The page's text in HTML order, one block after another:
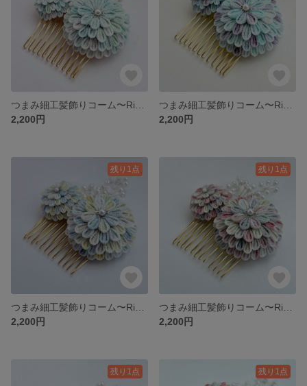
2,200円
2,200円
残り1点
2,200円
残り1点
2,200円
残り1点 残り1点